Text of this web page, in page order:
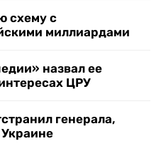
схему с
миллиардами
назвал ее
ЦРУ
генерала,